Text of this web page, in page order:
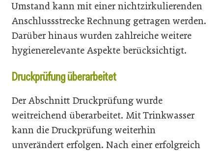
Umstand kann mit einer nichtzirkulierenden
Anschlussstrecke Rechnung getragen werden.
Darüber hinaus wurden zahlreiche weitere
hygienerelevante Aspekte berücksichtigt.
Druckprüfung überarbeitet
Der Abschnitt Druckprüfung wurde
weitreichend überarbeitet. Mit Trinkwasser
kann die Druckprüfung weiterhin
unverändert erfolgen. Nach einer erfolgreich